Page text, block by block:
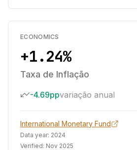
ECONOMICS
+1.24%
Taxa de Inflação
-4.69ppvariação anual
International Monetary Fund
Data year: 2024
Verified: Nov 2025